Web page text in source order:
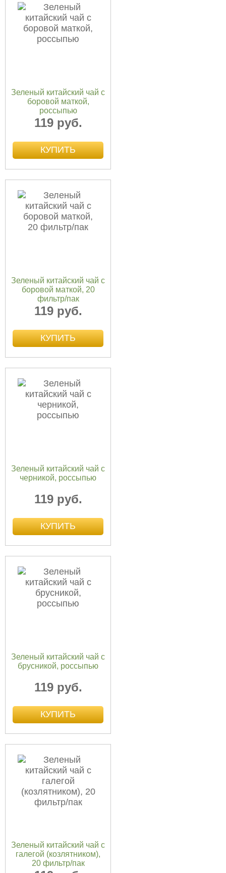
Зеленый китайский чай с
боровой маткой,
россыпью
119 руб.
Зеленый китайский чай с
боровой маткой, 20
фильтр/пак
119 руб.
Зеленый китайский чай с
черникой, россыпью
119 руб.
Зеленый китайский чай с
брусникой, россыпью
119 руб.
Зеленый китайский чай с
галегой (козлятником),
20 фильтр/пак